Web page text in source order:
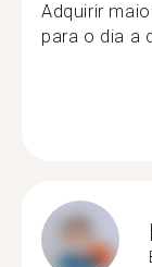
Adquirir
para o dia a